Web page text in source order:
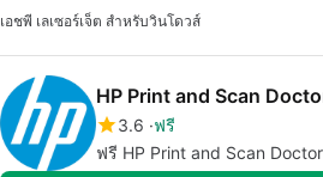
เอชพี เลเซอร์เจ็ต สำหรับวินโดวส์
HP Print and Scan
3.6 ฟรี
ฟรี HP Print and Scan Doctor